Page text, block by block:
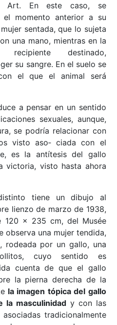
Art. En este caso, se
el momento anterior a su
sentada, que lo sujeta
una mano, mientras en la
destinado,
su sangre. En el suelo se
el que el animal será
a pensar en un sentido
sexuales, aunque,
se podría relacionar con
visto aso‐ ciada con el
es la antítesis del gallo
victoria, visto hasta ahora
tiene un dibujo al
lienzo de marzo de 1938,
120 x 235 cm, del Musée
observa una mujer tendida,
rodeada por un gallo, una
cuyo sentido es
cuenta de que el gallo
la pierna derecha de la
la imagen tópica del gallo
la masculinidady con las
tradicionalmente